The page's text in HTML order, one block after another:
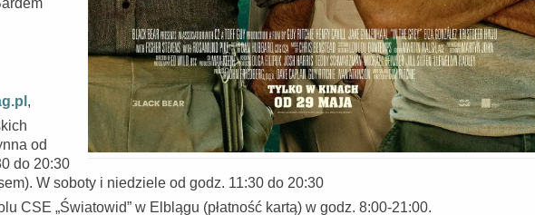
,
od
do 20:30
W soboty i niedziele od godz. 11:30 do 20:30
CSE „Światowid” w Elblągu (płatność kartą) w godz. 8:00-21:00.